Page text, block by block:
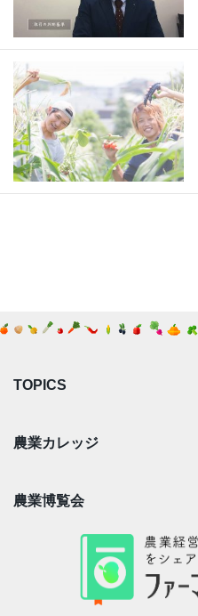
TOPICS
農業カレッジ
農業博覧会